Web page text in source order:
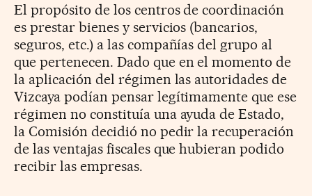
El propósito de los centros de coordinación
es prestar bienes y servicios (bancarios,
seguros, etc.) a las compañías del grupo al
que pertenecen. Dado que en el momento de
la aplicación del régimen las autoridades de
Vizcaya podían pensar legítimamente que ese
régimen no constituía una ayuda de Estado,
la Comisión decidió no pedir la recuperación
de las ventajas fiscales que hubieran podido
recibir las empresas.